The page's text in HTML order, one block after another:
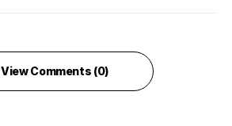
View Comments (0)